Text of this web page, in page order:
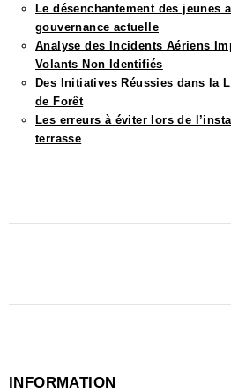
Le désenchantement des jeunes
gouvernance actuelle
Analyse des Incidents Aériens
Volants Non Identifiés
Des Initiatives Réussies dans la
de Forêt
Les erreurs à éviter lors de
terrasse
INFORMATION